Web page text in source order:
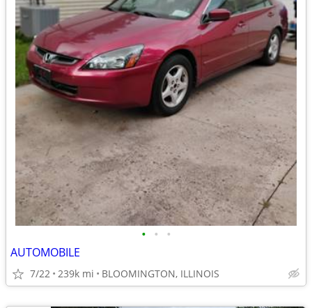
• • •
AUTOMOBILE
7/22 239k mi BLOOMINGTON, ILLINOIS